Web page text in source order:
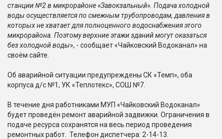
станции №2 в микрорайоне «Завокзальный». Подача холодной
воды осуществляется по смежным трубопроводам, давления в
которых не хватает для полноценного водоснабжения этого
микрорайона. Поэтому верхние этажи зданий могут оказаться
без холодной воды», - сообщает «Чайковский Водоканал» на
своём сайте.
Об аварийной ситуации предупреждены СК «Темп», оба
корпуса д/с №1, УК «Теплотекс», СОШ №7.
В течение дня работниками МУП «Чайковский Водоканал»
будет проведён ремонт аварийной задвижки. Ограничения в
подаче ресурса сохранятся на весь период проведения
ремонтных работ. Телефон диспетчера: 2-14-13.